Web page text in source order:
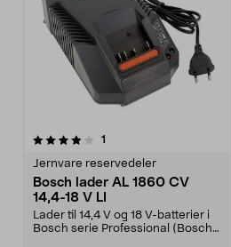
1
Jernvare reservedeler
Bosch lader AL 1860 CV
14,4-18 V LI
Lader til 14,4 V og 18 V-batterier i
Bosch serie Professional (Bosch
4.0av 5 stjerner